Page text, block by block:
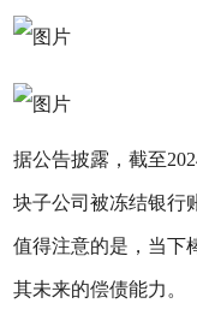
据公告披露，截至
块子公司被冻结银行
值得注意的是，当下
其未来的偿债能力。